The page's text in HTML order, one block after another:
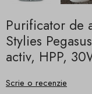
Purificator de
Stylies
activ, HPP,
Scrie o recenzie